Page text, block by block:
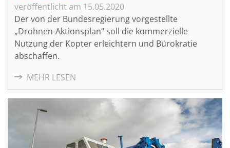
15.05.2020
Der von der Bundesregierung vorgestellte
„Drohnen-Aktionsplan“ soll die kommerzielle
Nutzung der Kopter erleichtern und Bürokratie
abschaffen.
MEHR LESEN